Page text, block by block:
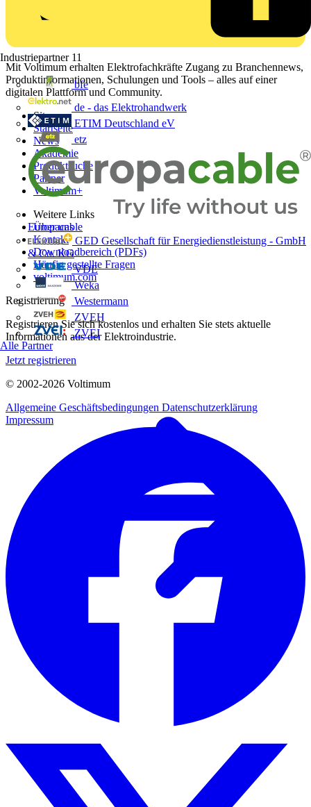
Industriepartner 11
bfe
de - das Elektrohandwerk
ETIM Deutschland eV
etz
Europacable
GED Gesellschaft für Energiedienstleistung - GmbH
& Co. KG
VDE
Weka
Westermann
ZVEH
ZVEI
Alle Partner
Mit Voltimum erhalten Elektrofachkräfte Zugang zu Branchennews,
Produktinformationen, Schulungen und Tools – alles auf einer
digitalen Plattform und Community.
Sitemap
Startseite
News
Akademie
Produktsuche
Partner
Voltimum+
Weitere Links
Über uns
Kontakt
Downloadbereich (PDFs)
Häufig gestellte Fragen
voltimum.com
Registrierung
Registrieren Sie sich kostenlos und erhalten Sie stets aktuelle
Informationen aus der Elektroindustrie.
Jetzt registrieren
© 2002-2026 Voltimum
Allgemeine Geschäftsbedingungen Datenschutzerklärung
Impressum